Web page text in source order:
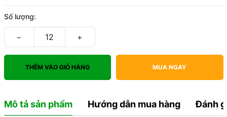
Số lượng:
− +
THÊM VÀO GIỎ HÀNG MUA NGAY
Mô tả sản phẩm Hướng dẫn mua hàng Đánh